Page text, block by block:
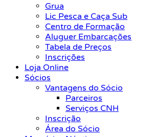
Grua
Lic Pesca e Caça Sub
Centro de Formação
Aluguer Embarcações
Tabela de Preços
Inscrições
Loja Online
Sócios
Vantagens do Sócio
Parceiros
Serviços CNH
Inscrição
Área do Sócio